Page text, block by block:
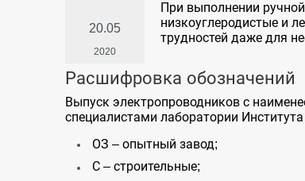
20.05
2020
При выполнении
низкоуглеродистые и
трудностей даже для
Расшифровка обозначений
Выпуск электропроводников с
специалистами лаборатории
ОЗ – опытный завод;
С – строительные;